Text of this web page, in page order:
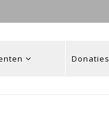
Donaties